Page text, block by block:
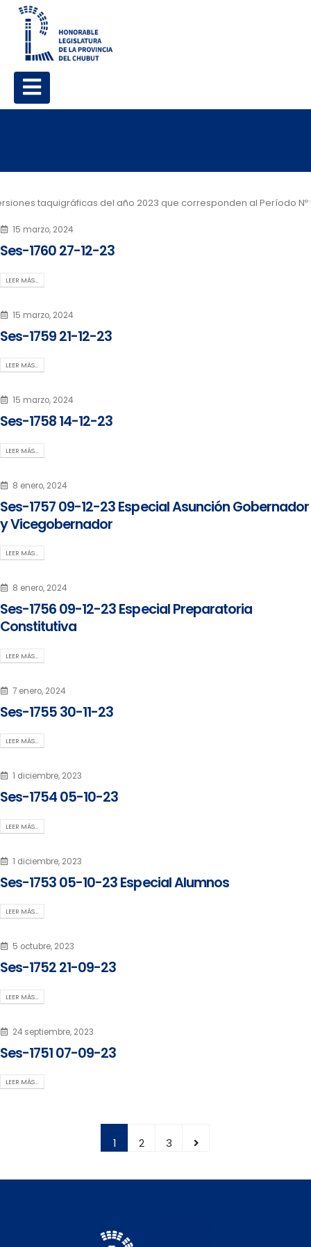
taquigráficas del año 2023 que corresponden al Período Nº
15 marzo, 2024
Ses-1760 27-12-23
LEER MÁS…
15 marzo, 2024
Ses-1759 21-12-23
LEER MÁS…
15 marzo, 2024
Ses-1758 14-12-23
LEER MÁS…
8 enero, 2024
Ses-1757 09-12-23 Especial Asunción Gobernador
y Vicegobernador
LEER MÁS…
8 enero, 2024
Ses-1756 09-12-23 Especial Preparatoria
Constitutiva
LEER MÁS…
7 enero, 2024
Ses-1755 30-11-23
LEER MÁS…
1 diciembre, 2023
Ses-1754 05-10-23
LEER MÁS…
1 diciembre, 2023
Ses-1753 05-10-23 Especial Alumnos
LEER MÁS…
5 octubre, 2023
Ses-1752 21-09-23
LEER MÁS…
24 septiembre, 2023
Ses-1751 07-09-23
LEER MÁS…
1 2 3